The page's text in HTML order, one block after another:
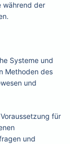
während der
Systeme und
Methoden des
und
für
und